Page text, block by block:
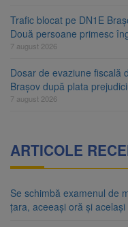
Trafic blocat pe DN1E
Două persoane primesc
7 august 2026
Dosar de evaziune fiscală
Brașov după plata
7 august 2026
ARTICOLE
Se schimbă examenul de
țara, aceeași oră și același